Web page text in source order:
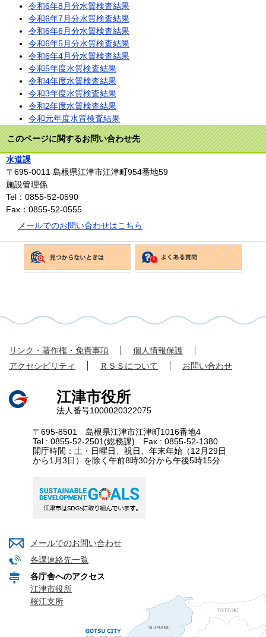
令和6年8月分水質検査結果
令和6年7月分水質検査結果
令和6年6月分水質検査結果
令和6年5月分水質検査結果
令和6年4月分水質検査結果
令和5年度水質検査結果
令和4年度水質検査結果
令和3年度水質検査結果
令和2年度水質検査結果
令和元年度水質検査結果
このページに関するお問い合わせ先
水道課
〒695-0011 島根県江津市江津町954番地59
施設管理係
Tel：0855-52-0590
Fax：0855-52-0555
メールでのお問い合わせはこちら
リンク・著作権・免責事項
個人情報保護
アクセシビリティ
ＲＳＳについて お問い合わせ
江津市役所
法人番号1000020322075
〒695-8501 島根県江津市江津町1016番地4
Tel : 0855-52-2501(総務課) Fax : 0855-52-1380
開庁時間：土・日曜日、祝日、年末年始（12月29日
から1月3日）を除く午前8時30分から午後5時15分
メールでのお問い合わせ
各課連絡先一覧
各庁舎へのアクセス
江津市役所
桜江支所